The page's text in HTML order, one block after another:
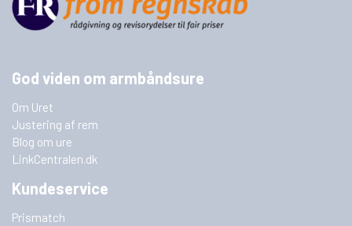
God viden om armbåndsure
Om Uret
Justering af rem
Blog om ure
LinkCentralen.dk
Kundeservice
Prismatch